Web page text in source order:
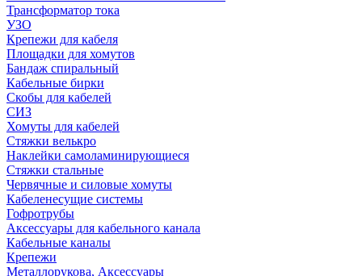
Трансформатор тока
УЗО
Крепежи для кабеля
Площадки для хомутов
Бандаж спиральный
Кабельные бирки
Cкобы для кабелей
СИЗ
Хомуты для кабелей
Стяжки велькро
Наклейки самоламинирующиеся
Стяжки стальные
Червячные и силовые хомуты
Кабеленесущие системы
Гофротрубы
Аксессуары для кабельного канала
Кабельные каналы
Крепежи
Металлорукова, Аксессуары